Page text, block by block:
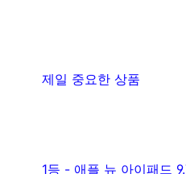
제일 중요한 상품
1등 - 애플 뉴 아이패드